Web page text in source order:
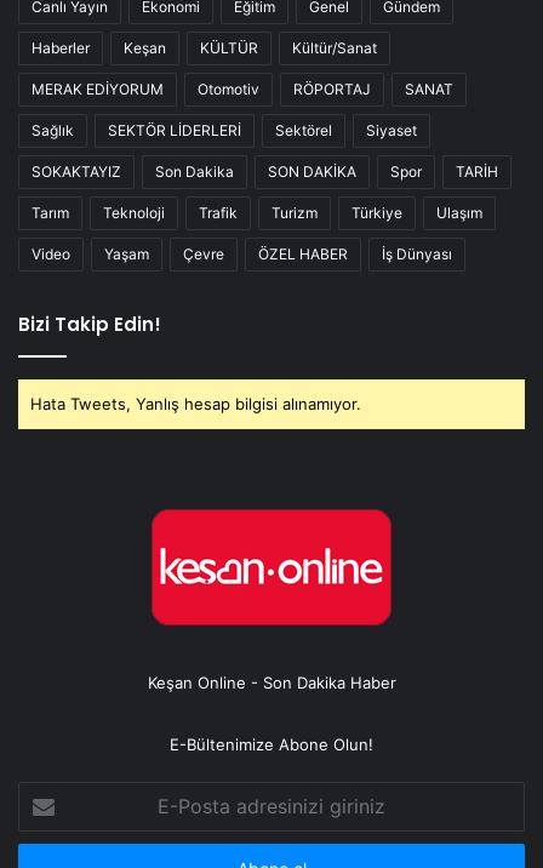
Canlı Yayın Ekonomi Eğitim Genel Gündem
Haberler Keşan KÜLTÜR Kültür/Sanat
MERAK EDİYORUM Otomotiv RÖPORTAJ SANAT
Sağlık SEKTÖR LİDERLERİ Sektörel Siyaset
SOKAKTAYIZ Son Dakika SON DAKİKA Spor TARİH
Tarım Teknoloji Trafik Turizm Türkiye Ulaşım
Video Yaşam Çevre ÖZEL HABER İş Dünyası
Bizi Takip Edin!
Hata Tweets, Yanlış hesap bilgisi alınamıyor.
Keşan Online - Son Dakika Haber
E-Bültenimize Abone Olun!
Posta
adresinizi